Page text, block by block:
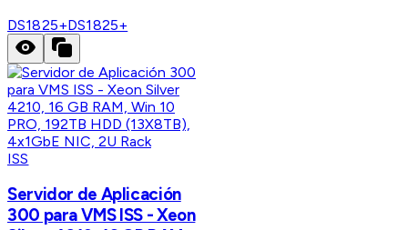
DS1825+DS1825+
ISS
Servidor de Aplicación
300 para VMS ISS - Xeon